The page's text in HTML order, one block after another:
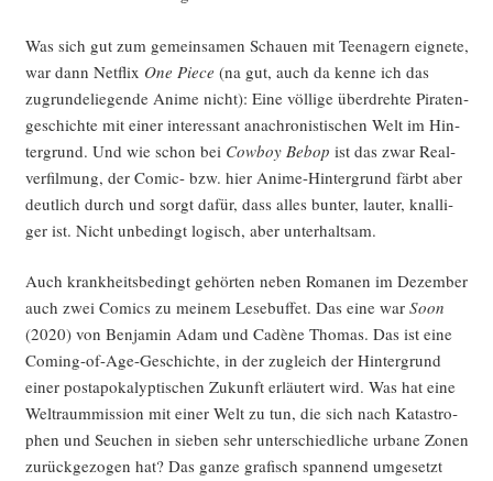
Was sich gut zum gemein­sa­men Schau­en mit Teen­agern eig­ne­te,
war dann Net­flix One Pie­ce (na gut, auch da ken­ne ich das
zugrun­de­lie­gen­de Ani­me nicht): Eine völ­li­ge über­dreh­te Pira­ten­
ge­schich­te mit einer inter­es­sant ana­chro­nis­ti­schen Welt im Hin­
ter­grund. Und wie schon bei Cow­boy Bebop ist das zwar Real­
ver­fil­mung, der Comic- bzw. hier Ani­me-Hin­ter­grund färbt aber
deut­lich durch und sorgt dafür, dass alles bun­ter, lau­ter, knal­li­
ger ist. Nicht unbe­dingt logisch, aber unterhaltsam.
Auch krank­heits­be­dingt gehör­ten neben Roma­nen im Dezem­ber
auch zwei Comics zu mei­nem Lese­buf­fet. Das eine war Soon
(2020) von Ben­ja­min Adam und Cadè­ne Tho­mas. Das ist eine
Coming-of-Age-Geschich­te, in der zugleich der Hin­ter­grund
einer post­apo­ka­lyp­ti­schen Zukunft erläu­tert wird. Was hat eine
Welt­raum­mis­si­on mit einer Welt zu tun, die sich nach Kata­stro­
phen und Seu­chen in sie­ben sehr unter­schied­li­che urba­ne Zonen
zurück­ge­zo­gen hat? Das gan­ze gra­fisch span­nend umge­setzt